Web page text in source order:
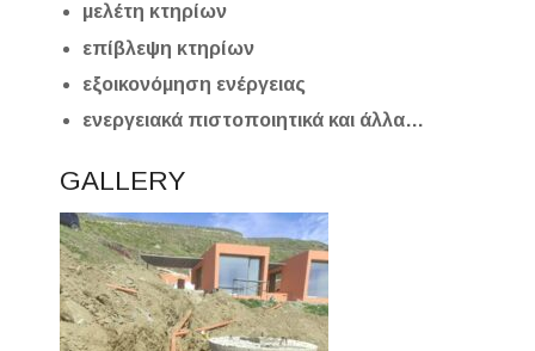
μελέτη κτηρίων
επίβλεψη κτηρίων
εξοικονόμηση ενέργειας
ενεργειακά πιστοποιητικά και άλλα…
GALLERY